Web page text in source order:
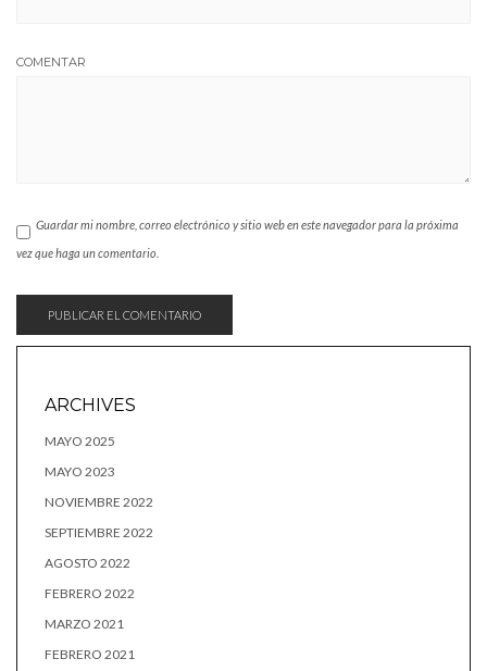
COMENTAR
Guardar mi nombre, correo electrónico y sitio web en este navegador para la próxima
vez que haga un comentario.
ARCHIVES
MAYO 2025
MAYO 2023
NOVIEMBRE 2022
SEPTIEMBRE 2022
AGOSTO 2022
FEBRERO 2022
MARZO 2021
FEBRERO 2021